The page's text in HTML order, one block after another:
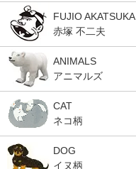
FUJIO AKATSUKA
赤塚 不二夫
ANIMALS
アニマルズ
CAT
ネコ柄
DOG
イヌ柄